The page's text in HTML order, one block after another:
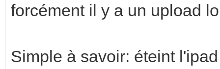
forcément il y a un upload
Simple à savoir: éteint